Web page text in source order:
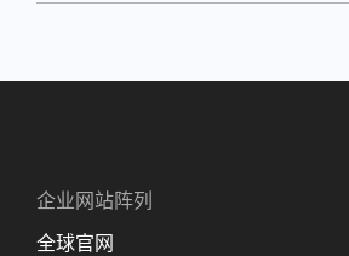
企业网站阵列
全球官网